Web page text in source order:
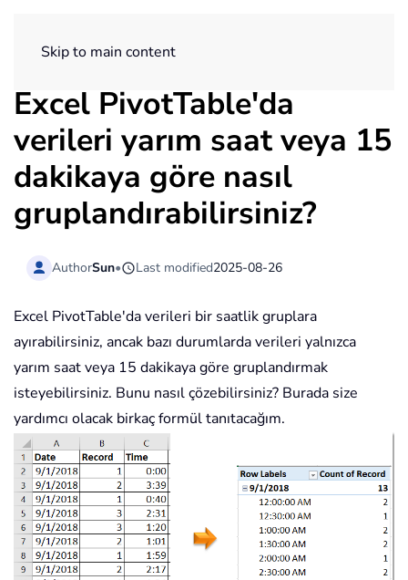
Skip to main content
Excel PivotTable'da
verileri yarım saat veya 15
dakikaya göre nasıl
gruplandırabilirsiniz?
AuthorSun• Last modified2025-08-26
Excel PivotTable'da verileri bir saatlik gruplara
ayırabilirsiniz, ancak bazı durumlarda verileri yalnızca
yarım saat veya 15 dakikaya göre gruplandırmak
isteyebilirsiniz. Bunu nasıl çözebilirsiniz? Burada size
yardımcı olacak birkaç formül tanıtacağım.